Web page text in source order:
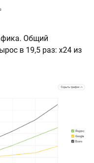
Общий
в 19,5 раз: х24 из